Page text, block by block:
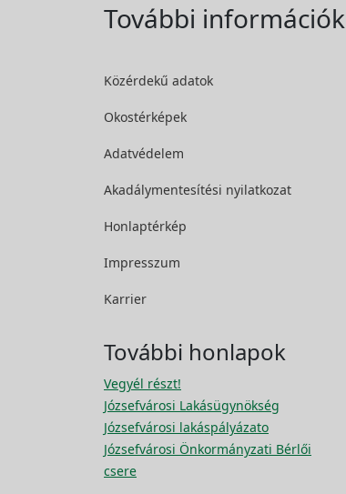
További információk
Közérdekű adatok
Okostérképek
Adatvédelem
Akadálymentesítési nyilatkozat
Honlaptérkép
Impresszum
Karrier
További honlapok
Vegyél részt!
Józsefvárosi Lakásügynökség
Józsefvárosi lakáspályázato
Józsefvárosi Önkormányzati Bérlői
csere